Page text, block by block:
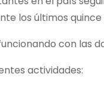
los últimos quince
con las
actividades: